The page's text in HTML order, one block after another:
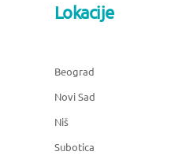
Lokacije
Beograd
Novi Sad
Niš
Subotica